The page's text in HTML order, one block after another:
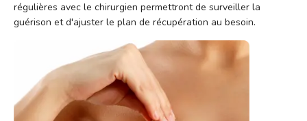
régulières avec le chirurgien permettront de surveiller la
guérison et d'ajuster le plan de récupération au besoin.